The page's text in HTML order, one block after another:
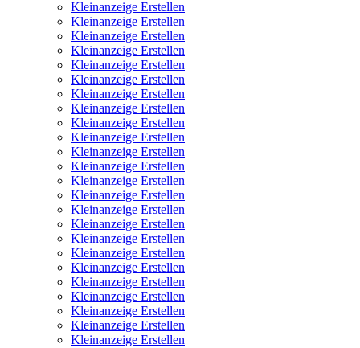
Kleinanzeige Erstellen
Kleinanzeige Erstellen
Kleinanzeige Erstellen
Kleinanzeige Erstellen
Kleinanzeige Erstellen
Kleinanzeige Erstellen
Kleinanzeige Erstellen
Kleinanzeige Erstellen
Kleinanzeige Erstellen
Kleinanzeige Erstellen
Kleinanzeige Erstellen
Kleinanzeige Erstellen
Kleinanzeige Erstellen
Kleinanzeige Erstellen
Kleinanzeige Erstellen
Kleinanzeige Erstellen
Kleinanzeige Erstellen
Kleinanzeige Erstellen
Kleinanzeige Erstellen
Kleinanzeige Erstellen
Kleinanzeige Erstellen
Kleinanzeige Erstellen
Kleinanzeige Erstellen
Kleinanzeige Erstellen